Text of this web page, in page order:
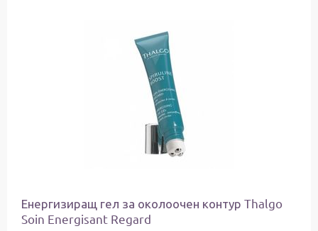
Енергизиращ гел за околоочен контур Thalgo
Soin Energisant Regard